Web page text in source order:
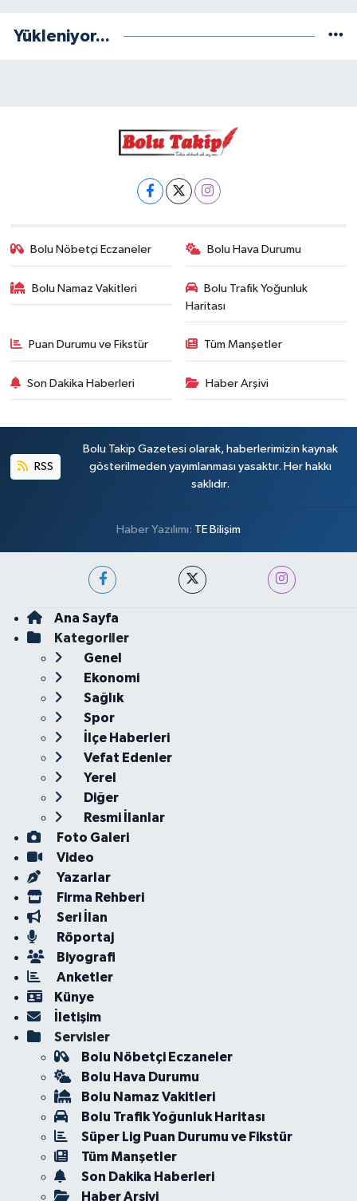
Yükleniyor...
Bolu Nöbetçi Eczaneler Bolu Hava Durumu
Bolu Namaz Vakitleri
Bolu Trafik Yoğunluk
Haritası
Puan Durumu ve Fikstür Tüm Manşetler
Son Dakika Haberleri Haber Arşivi
RSS
Bolu Takip Gazetesi olarak, haberlerimizin kaynak
gösterilmeden yayımlanması yasaktır. Her hakkı
saklıdır.
Haber Yazılımı: TE Bilişim
Ana Sayfa
Kategoriler
Genel
Ekonomi
Sağlık
Spor
İlçe Haberleri
Vefat Edenler
Yerel
Diğer
Resmi İlanlar
Foto Galeri
Video
Yazarlar
Firma Rehberi
Seri İlan
Röportaj
Biyografi
Anketler
Künye
İletişim
Servisler
Bolu Nöbetçi Eczaneler
Bolu Hava Durumu
Bolu Namaz Vakitleri
Bolu Trafik Yoğunluk Haritası
Süper Lig Puan Durumu ve Fikstür
Tüm Manşetler
Son Dakika Haberleri
Haber Arşivi